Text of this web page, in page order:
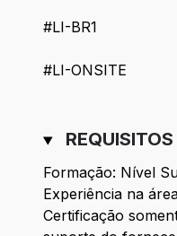
#LI-BR1
#LI-ONSITE
Formação: Nível
Experiência na
Certificação